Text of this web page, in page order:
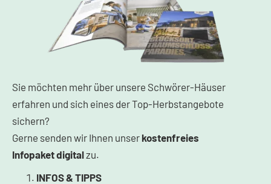
Sie möchten mehr über unsere Schwörer-Häuser
erfahren und sich eines der Top-Herbstangebote
sichern?
Gerne senden wir Ihnen unser kostenfreies
Infopaketdigitalzu.
INFOS & TIPPS